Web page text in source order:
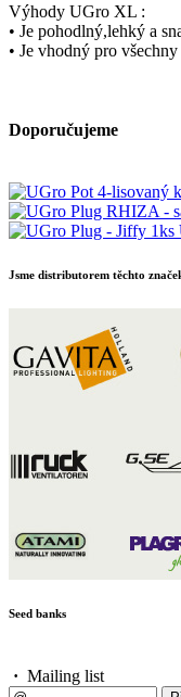
Výhody UGro XL :
• Je pohodlný,lehký a
• Je vhodný pro
Doporučujeme
Jsme distributorem těchto
Seed banks
· Mailing list